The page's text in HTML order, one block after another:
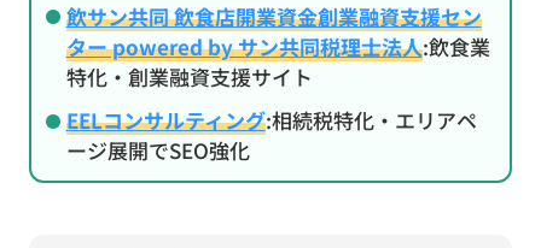
飲サン共同 飲食店開業資金創業融資支援セン
ター powered by サン共同税理士法人:飲食業
特化・創業融資支援サイト
EELコンサルティング:相続税特化・エリアペ
ージ展開でSEO強化